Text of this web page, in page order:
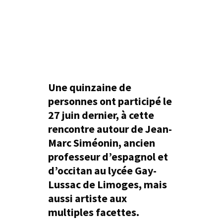
Une quinzaine de
personnes ont participé le
27 juin dernier, à cette
rencontre autour de Jean-
Marc Siméonin, ancien
professeur d’espagnol et
d’occitan au lycée Gay-
Lussac de Limoges, mais
aussi artiste aux
multiples facettes.